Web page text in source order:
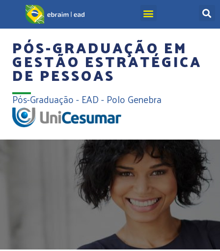
PÓS-GRADUAÇÃO EM
GESTÃO ESTRATÉGICA
DE PESSOAS
Pós-Graduação - EAD - Polo Genebra